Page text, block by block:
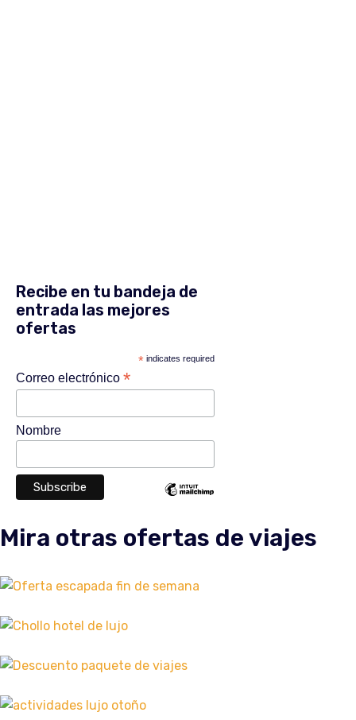
Recibe en tu bandeja de
entrada las mejores
ofertas
*indicates required
Correo electrónico *
Nombre
Mira otras ofertas de viajes